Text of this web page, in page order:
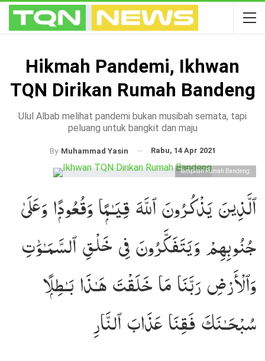
Hikmah Pandemi, Ikhwan
TQN Dirikan Rumah Bandeng
Ulul Albab melihat pandemi bukan musibah semata, tapi
peluang untuk bangkit dan maju
By Muhammad Yasin Rabu, 14 Apr 2021
Tampilan Rumah Bandeng.
ٱلَّذِينَ يَذْكُرُونَ ٱللَّهَ قِيَـٰمًۭا وَقُعُودًۭا وَعَلَىٰ
جُنُوبِهِمْ وَيَتَفَكَّرُونَ فِى خَلْقِ ٱلسَّمَـٰوَٰتِ
وَٱلْأَرْضِ رَبَّنَا مَا خَلَقْتَ هَـٰذَا بَـٰطِلًۭا
سُبْحَـٰنَكَ فَقِنَا عَذَابَ ٱلنَّارِ